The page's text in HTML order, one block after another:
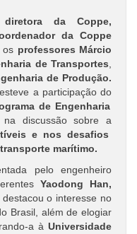
diretora da Coppe,
da Coppe
os professores Márcio
de Transportes,
de Produção.
a participação do
de Engenharia
discussão sobre a
e nos desafios
marítimo.
pelo engenheiro
Yaodong Han,
destacou o interesse no
Brasil, além de elogiar
a à Universidade